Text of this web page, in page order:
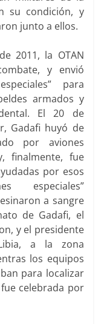
su condición, y
junto a ellos.
2011, la OTAN
y envió
para
armados y
El 20 de
Gadafi huyó de
por aviones
finalmente, fue
por esos
especiales”
a sangre
de Gadafi, el
y el presidente
a la zona
los equipos
para localizar
celebrada por